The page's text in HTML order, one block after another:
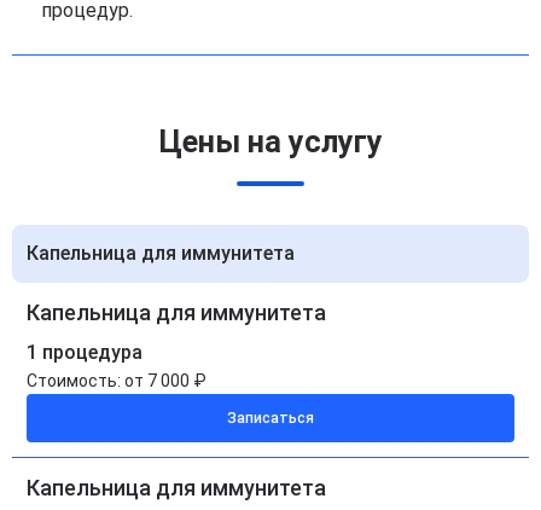
процедур.
Цены на услугу
Капельница для иммунитета
Капельница для иммунитета
1 процедура
Стоимость: от 7 000 ₽
Записаться
Капельница для иммунитета